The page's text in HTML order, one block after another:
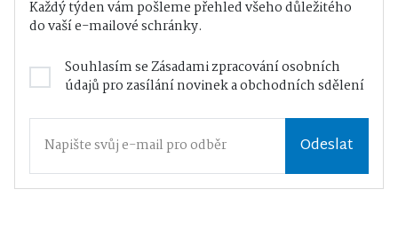
Každý týden vám pošleme přehled všeho důležitého
do vaší e-mailové schránky.
Souhlasím seZásadami zpracování osobních
údajůpro zasílání novinek a obchodních sdělení
Odeslat